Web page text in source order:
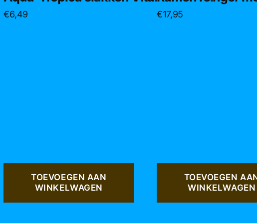
€6,49
TOEVOEGEN AAN
WINKELWAGEN
€17,95
TOEVOEGEN
WINKELWAGEN